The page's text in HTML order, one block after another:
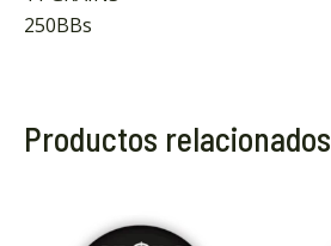
250BBs
Productos relacionados